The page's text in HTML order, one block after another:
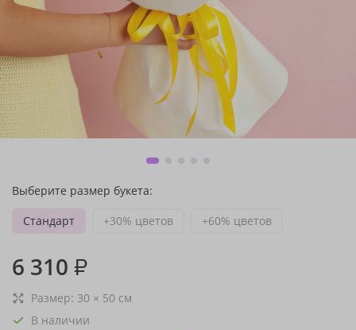
Выберите размер букета:
Стандарт
+30% цветов +60% цветов
6 310 ₽
Размер: 30 × 50 см
В наличии